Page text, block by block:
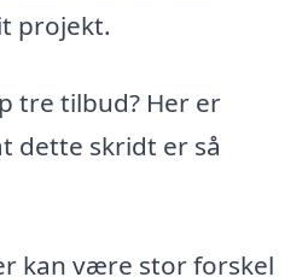
projekt.
tre tilbud? Her er
dette skridt er så
kan være stor forskel